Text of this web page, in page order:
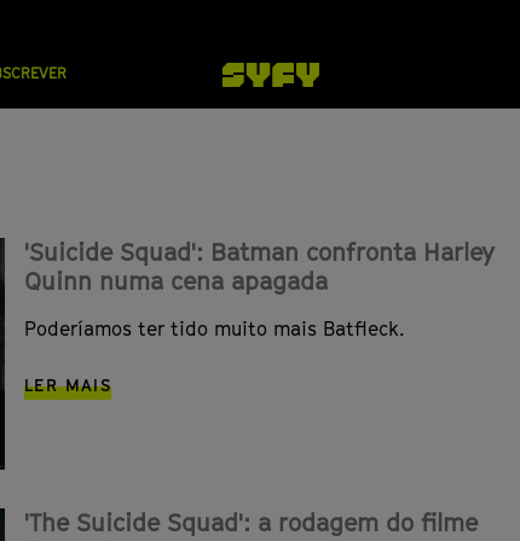
'Suicide Squad': Batman confronta Harley
Quinn numa cena apagada
Poderíamos ter tido muito mais Batfleck.
LER MAIS
'The Suicide Squad': a rodagem do filme